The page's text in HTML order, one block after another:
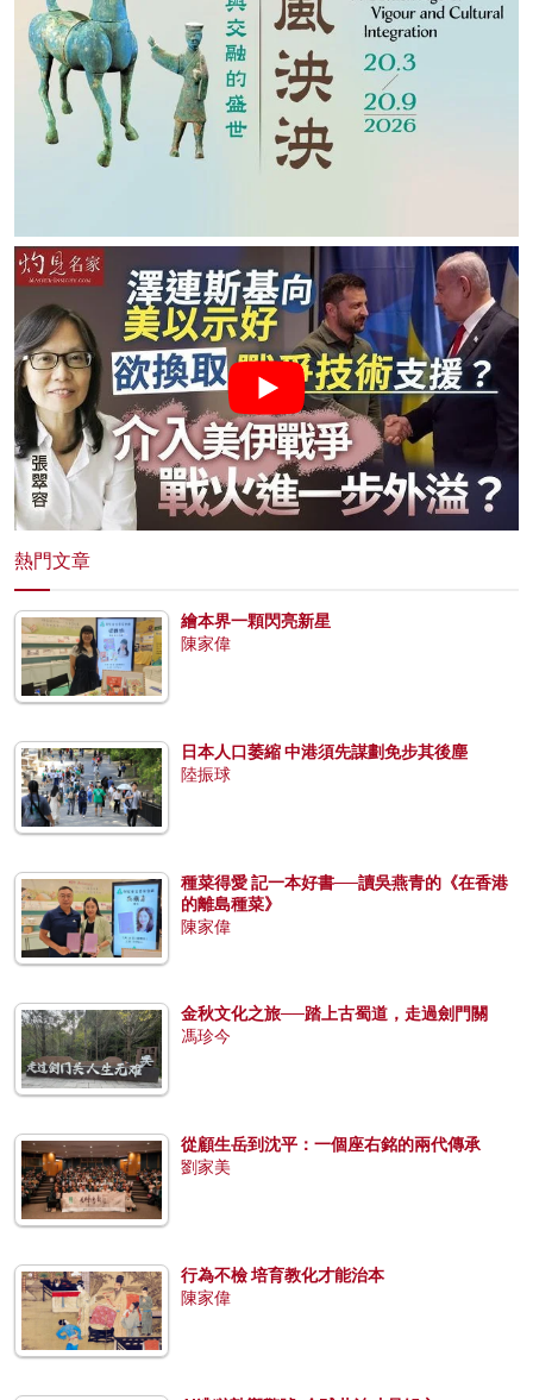
熱門文章
繪本界一顆閃亮新星
陳家偉
日本人口萎縮 中港須先謀劃免步其後塵
陸振球
種菜得愛 記一本好書──讀吳燕青的《在香港
的離島種菜》
陳家偉
金秋文化之旅──踏上古蜀道，走過劍門關
馮珍今
從顧生岳到沈平：一個座右銘的兩代傳承
劉家美
行為不檢 培育教化才能治本
陳家偉